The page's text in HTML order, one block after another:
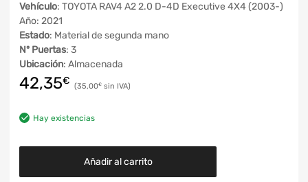
Vehículo: TOYOTA RAV4 A2 2.0 D-4D Executive 4X4 (2003-)
Año: 2021
Estado: Material de segunda mano
Nº Puertas: 3
Ubicación: Almacenada
42,35€ 35,00€
Hay existencias
Añadir al carrito